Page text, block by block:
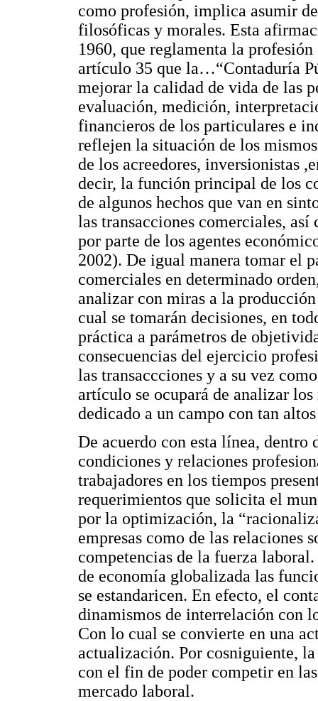
como profesión, implica asumir
filosóficas y morales. Esta
1960, que reglamenta la
artículo 35 que la…“Contaduría
mejorar la calidad de vida de las
evaluación, medición,
financieros de los particulares e
reflejen la situación de los
de los acreedores, inversionistas
decir, la función principal de los
de algunos hechos que van en
las transacciones comerciales,
por parte de los agentes
2002). De igual manera tomar el
comerciales en determinado
analizar con miras a la
cual se tomarán decisiones, en
práctica a parámetros de
consecuencias del ejercicio
las transaccciones y a su vez
artículo se ocupará de analizar
dedicado a un campo con tan
De acuerdo con esta línea, dentro
condiciones y relaciones
trabajadores en los tiempos
requerimientos que solicita el
por la optimización, la
empresas como de las relaciones
competencias de la fuerza
de economía globalizada las
se estandaricen. En efecto, el
dinamismos de interrelación con
Con lo cual se convierte en una
actualización. Por cosniguiente,
con el fin de poder competir en
mercado laboral.